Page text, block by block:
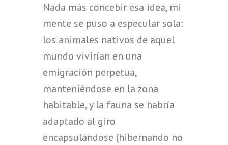
Nada más concebir esa idea, mi
mente se puso a especular sola:
los animales nativos de aquel
mundo vivirían en una
emigración perpetua,
manteniéndose en la zona
habitable, y la fauna se habría
adaptado al giro
encapsulándose (hibernando no